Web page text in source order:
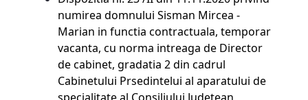
numirea domnului Sisman Mircea -
Marian in functia contractuala, temporar
vacanta, cu norma intreaga de Director
de cabinet, gradatia 2 din cadrul
Cabinetului Prsedintelui al aparatului de